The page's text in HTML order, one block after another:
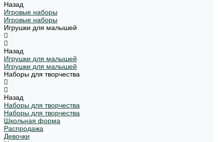
Назад
Игровые наборы
Игровые наборы
Игрушки для малышей
Назад
Игрушки для малышей
Игрушки для малышей
Наборы для творчества
Назад
Наборы для творчества
Наборы для творчества
Школьная форма
Распродажа
Девочки